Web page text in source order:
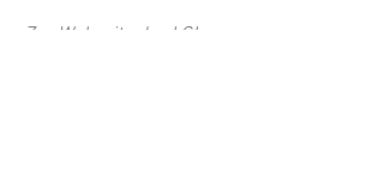
Zur Webseite des LGL: